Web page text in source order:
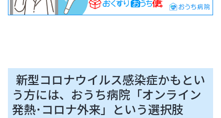
新型コロナウイルス感染症かもとい
う方には、おうち病院「オンライン
発熱･コロナ外来」という選択肢